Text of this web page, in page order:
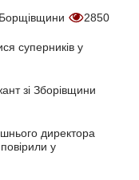
Борщівщини 2850
суперників у
зі Зборівщини
директора
у